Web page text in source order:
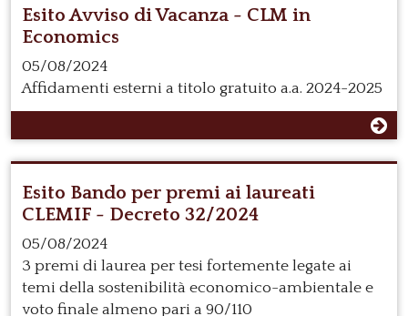
Esito Avviso di Vacanza - CLM in
Economics
05/08/2024
Affidamenti esterni a titolo gratuito a.a. 2024-2025
Esito Bando per premi ai laureati
CLEMIF - Decreto 32/2024
05/08/2024
3 premi di laurea per tesi fortemente legate ai
temi della sostenibilità economico-ambientale e
voto finale almeno pari a 90/110